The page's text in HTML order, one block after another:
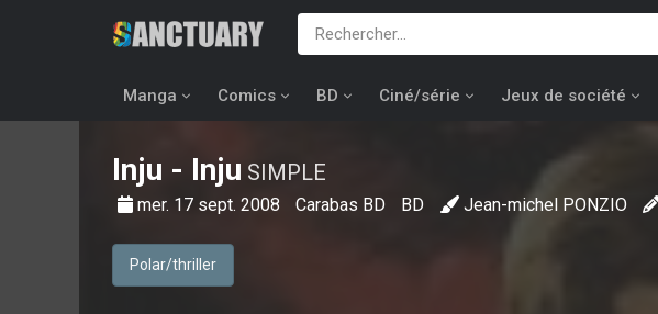
Manga Comics BD Ciné/série Jeux de société
Inju - Inju SIMPLE
mer. 17 sept. 2008 Carabas BD BD Jean-michel PONZIO
Polar/thriller